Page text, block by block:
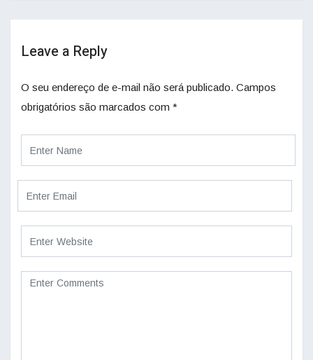
Leave a Reply
O seu endereço de e-mail não será publicado. Campos
obrigatórios são marcados com *